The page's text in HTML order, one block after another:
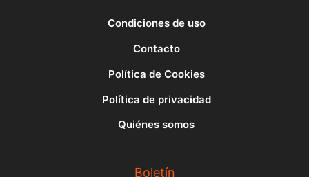
Condiciones de uso
Contacto
Política de Cookies
Política de privacidad
Quiénes somos
Boletín